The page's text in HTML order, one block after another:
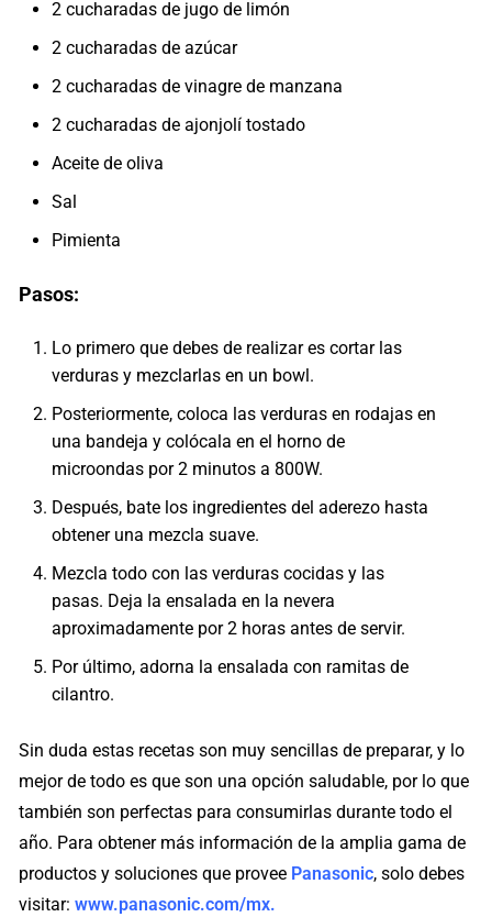
2 cucharadas de jugo de limón
2 cucharadas de azúcar
2 cucharadas de vinagre de manzana
2 cucharadas de ajonjolí tostado
Aceite de oliva
Sal
Pimienta
Pasos:
Lo primero que debes de realizar es cortar las
verduras y mezclarlas en un bowl.
Posteriormente, coloca las verduras en rodajas en
una bandeja y colócala en el horno de
microondas por 2 minutos a 800W.
Después, bate los ingredientes del aderezo hasta
obtener una mezcla suave.
Mezcla todo con las verduras cocidas y las
pasas. Deja la ensalada en la nevera
aproximadamente por 2 horas antes de servir.
Por último, adorna la ensalada con ramitas de
cilantro.
Sin duda estas recetas son muy sencillas de preparar, y lo
mejor de todo es que son una opción saludable, por lo que
también son perfectas para consumirlas durante todo el
año. Para obtener más información de la amplia gama de
productos y soluciones que provee Panasonic, solo debes
visitar:www.panasonic.com/mx.